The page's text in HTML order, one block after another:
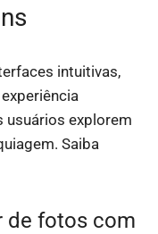
intuitivas,
usuários explorem
Saiba
de fotos com